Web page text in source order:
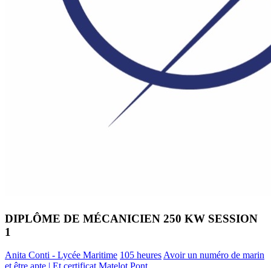
DIPLÔME DE MÉCANICIEN 250 KW SESSION
1
Anita Conti - Lycée Maritime 105 heures Avoir un numéro de marin